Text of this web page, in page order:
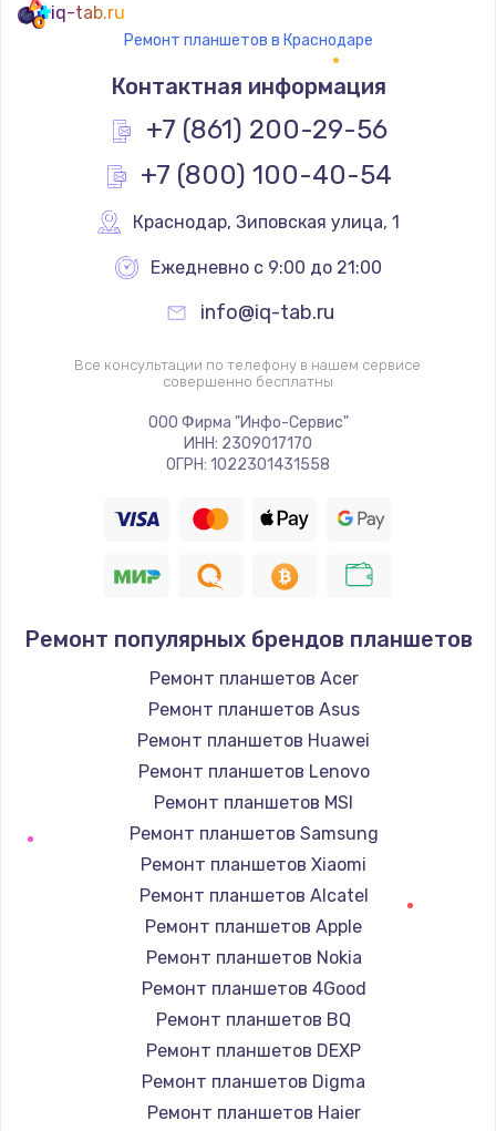
Заказать
Замена передней камеры
от 900 руб.
Заказать
Замена стекла
от 1290 руб.
Заказать
Замена контроллера питания
Заказать
Замена тачпада
Заказать
Замена северного моста
от 2600 руб.
Заказать
Замена южного моста
от 2600 руб.
Заказать
Ремонт петель крышки
от 990 руб.
Заказать
Ремонт разъема питания
от 1745 руб.
iq-tab.ru
Ремонт планшетов в Краснодаре
Контактная информация
+7 (861) 200-29-56
+7 (800) 100-40-54
Краснодар, Зиповская улица, 1
Ежедневно с 9:00 до 21:00
info@iq-tab.ru
Все консультации по телефону в нашем сервисе
совершенно бесплатны
ООО Фирма "Инфо-Сервис"
ИНН: 2309017170
ОГРН: 1022301431558
Ремонт популярных брендов планшетов
Ремонт планшетов Acer
Ремонт планшетов Asus
Ремонт планшетов Huawei
Ремонт планшетов Lenovo
Ремонт планшетов MSI
Ремонт планшетов Samsung
Ремонт планшетов Xiaomi
Ремонт планшетов Alcatel
Ремонт планшетов Apple
Ремонт планшетов Nokia
Ремонт планшетов 4Good
Ремонт планшетов BQ
Ремонт планшетов DEXP
Ремонт планшетов Digma
Ремонт планшетов Haier